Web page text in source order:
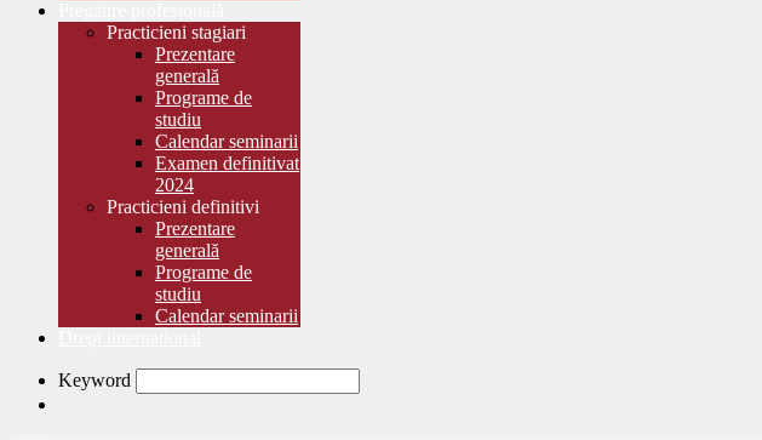
Practicieni stagiari
Prezentare
generală
Programe de
studiu
Calendar seminarii
Examen definitivat
2024
Practicieni definitivi
Prezentare
generală
Programe de
studiu
Calendar seminarii
Keyword